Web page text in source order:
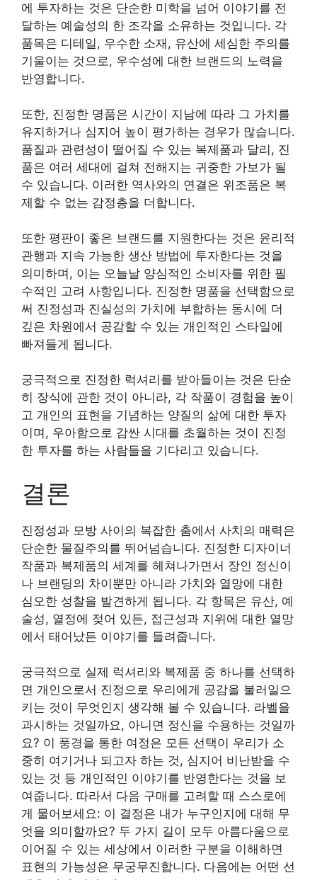
에 투자하는 것은 단순한 미학을 넘어 이야기를 전
달하는 예술성의 한 조각을 소유하는 것입니다. 각
품목은 디테일, 우수한 소재, 유산에 세심한 주의를
기울이는 것으로, 우수성에 대한 브랜드의 노력을
반영합니다.
또한, 진정한 명품은 시간이 지남에 따라 그 가치를
유지하거나 심지어 높이 평가하는 경우가 많습니다.
품질과 관련성이 떨어질 수 있는 복제품과 달리, 진
품은 여러 세대에 걸쳐 전해지는 귀중한 가보가 될
수 있습니다. 이러한 역사와의 연결은 위조품은 복
제할 수 없는 감정층을 더합니다.
또한 평판이 좋은 브랜드를 지원한다는 것은 윤리적
관행과 지속 가능한 생산 방법에 투자한다는 것을
의미하며, 이는 오늘날 양심적인 소비자를 위한 필
수적인 고려 사항입니다. 진정한 명품을 선택함으로
써 진정성과 진실성의 가치에 부합하는 동시에 더
깊은 차원에서 공감할 수 있는 개인적인 스타일에
빠져들게 됩니다.
궁극적으로 진정한 럭셔리를 받아들이는 것은 단순
히 장식에 관한 것이 아니라, 각 작품이 경험을 높이
고 개인의 표현을 기념하는 양질의 삶에 대한 투자
이며, 우아함으로 감싼 시대를 초월하는 것이 진정
한 투자를 하는 사람들을 기다리고 있습니다.
결론
진정성과 모방 사이의 복잡한 춤에서 사치의 매력은
단순한 물질주의를 뛰어넘습니다. 진정한 디자이너
작품과 복제품의 세계를 헤쳐나가면서 장인 정신이
나 브랜딩의 차이뿐만 아니라 가치와 열망에 대한
심오한 성찰을 발견하게 됩니다. 각 항목은 유산, 예
술성, 열정에 젖어 있든, 접근성과 지위에 대한 열망
에서 태어났든 이야기를 들려줍니다.
궁극적으로 실제 럭셔리와 복제품 중 하나를 선택하
면 개인으로서 진정으로 우리에게 공감을 불러일으
키는 것이 무엇인지 생각해 볼 수 있습니다. 라벨을
과시하는 것일까요, 아니면 정신을 수용하는 것일까
요? 이 풍경을 통한 여정은 모든 선택이 우리가 소
중히 여기거나 되고자 하는 것, 심지어 비난받을 수
있는 것 등 개인적인 이야기를 반영한다는 것을 보
여줍니다. 따라서 다음 구매를 고려할 때 스스로에
게 물어보세요: 이 결정은 내가 누구인지에 대해 무
엇을 의미할까요? 두 가지 길이 모두 아름다움으로
이어질 수 있는 세상에서 이러한 구분을 이해하면
표현의 가능성은 무궁무진합니다. 다음에는 어떤 선